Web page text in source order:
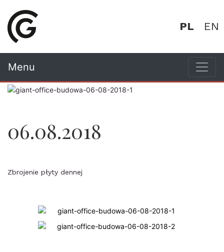
Menu
PL EN
06.08.2018
Zbrojenie płyty dennej